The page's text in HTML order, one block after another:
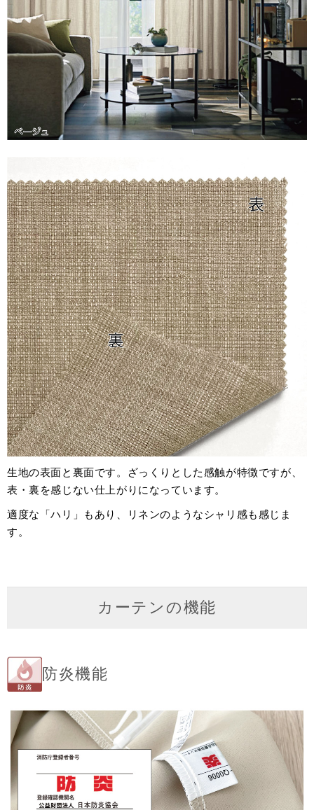
生地の表面と裏面です。ざっくりとした感触が特徴ですが、
表・裏を感じない仕上がりになっています。
適度な「ハリ」もあり、リネンのようなシャリ感も感じま
す。
カーテンの機能
防炎機能